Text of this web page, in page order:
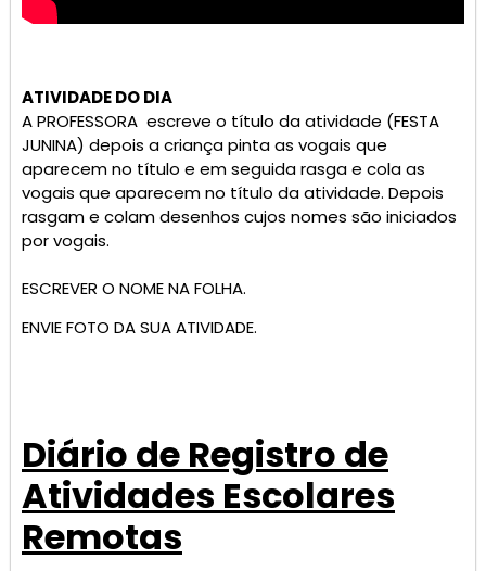
ATIVIDADE DO DIA
A PROFESSORA escreve o título da atividade (FESTA
JUNINA) depois a criança pinta as vogais que
aparecem no título e em seguida rasga e cola as
vogais que aparecem no título da atividade. Depois
rasgam e colam desenhos cujos nomes são iniciados
por vogais.
ESCREVER O NOME NA FOLHA.
ENVIE FOTO DA SUA ATIVIDADE.
Diário de Registro de
Atividades Escolares
Remotas